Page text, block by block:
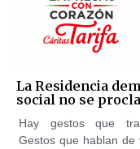
La Residencia
social no se
Hay gestos que
Gestos que hablan de